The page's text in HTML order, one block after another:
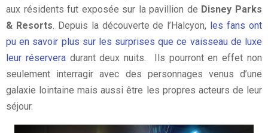
aux résidents fut exposée sur la pavillion de Disney Parks
& Resorts . Depuis la découverte de l’Halcyon, les fans ont
pu en savoir plus sur les surprises que ce vaisseau de luxe
leur réserveradurant deux nuits. Ils pourront en effet non
seulement interragir avec des personnages venus d’une
galaxie lointaine mais aussi être les propres acteurs de leur
séjour.